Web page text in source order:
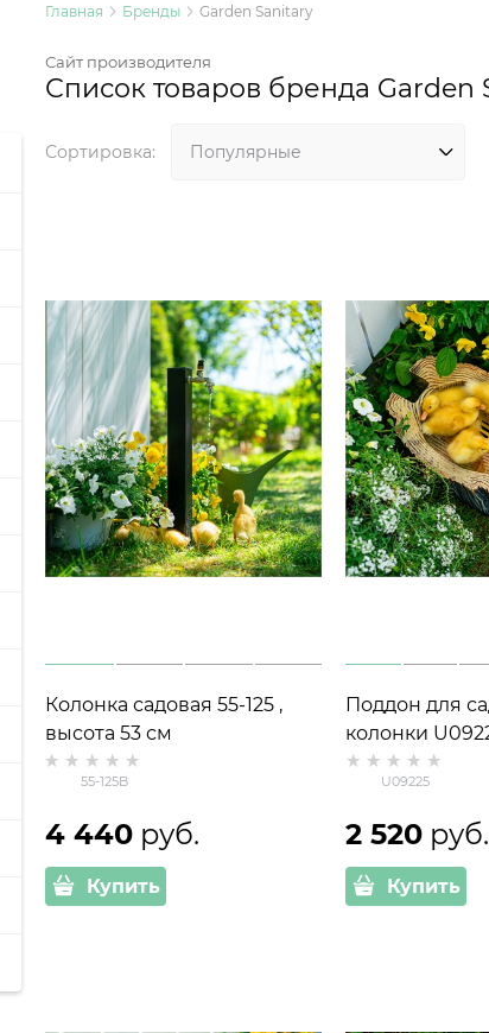
Главная Бренды Garden Sanitary
Сайт производителя
Список товаров бренда Garden
Сортировка:
Колонка садовая 55-125 ,
высота 53 см
55-125B
4 440 руб.
Купить
Поддон для
колонки
стеклопластик
U09225
2 520 руб.
Купить